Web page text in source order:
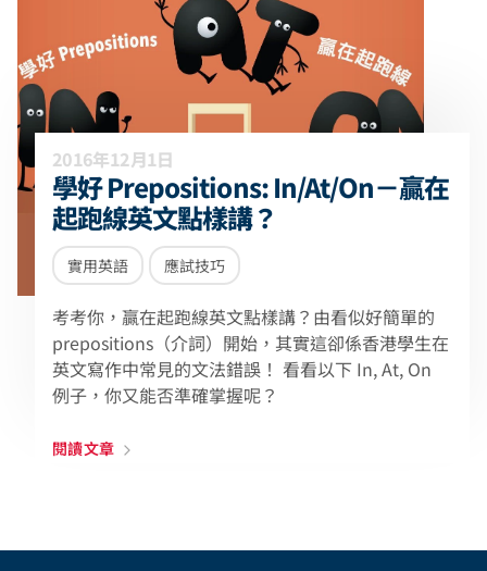
2016年12月1日
學好 Prepositions: In/At/On－贏在
起跑線英文點樣講？
實用英語 應試技巧
考考你，贏在起跑線英文點樣講？由看似好簡單的
prepositions（介詞）開始，其實這卻係香港學生在
英文寫作中常見的文法錯誤！ 看看以下 In, At, On
例子，你又能否準確掌握呢？
閱讀文章